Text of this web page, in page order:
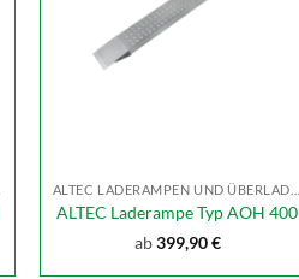
ALTEC Laderampe Typ AOH 400
ab399,90€